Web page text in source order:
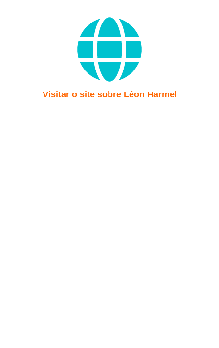
Visitar o site sobre Léon Harmel